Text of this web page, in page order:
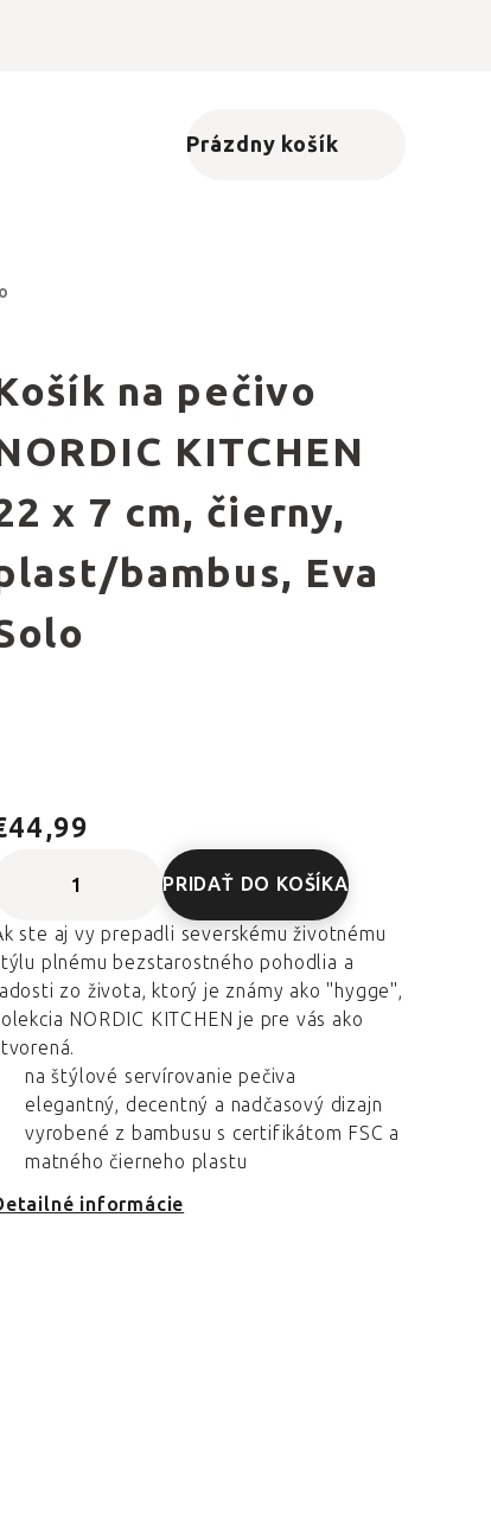
Nákupný košík
Prázdny košík
na pečivo
KITCHEN
x 7 cm, čierny,
bambus, Eva
PRIDAŤ DO KOŠÍKA
ste aj vy prepadli severskému životnému
plnému bezstarostného pohodlia a
zo života, ktorý je známy ako "hygge",
NORDIC KITCHEN je pre vás ako
na štýlové servírovanie pečiva
elegantný, decentný a nadčasový dizajn
vyrobené z bambusu s certifikátom FSC a
matného čierneho plastu
informácie